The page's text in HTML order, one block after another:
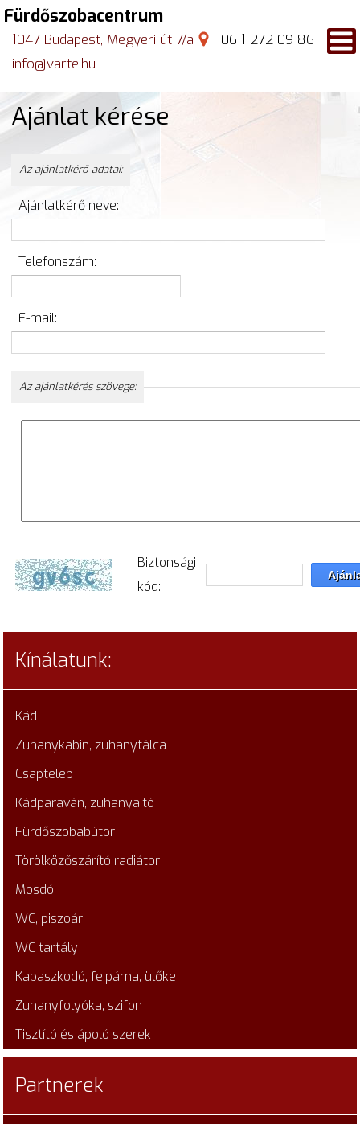
Fürdőszobacentrum
1047 Budapest, Megyeri út 7/a
06 1 272 09 86
info@varte.hu
Ajánlat kérése
Az ajánlatkérő adatai:
Ajánlatkérő neve:
Telefonszám:
E-mail:
Az ajánlatkérés szövege:
Biztonsági
kód:
Kínálatunk:
Kád
Zuhanykabin, zuhanytálca
Csaptelep
Kádparaván, zuhanyajtó
Fürdőszobabútor
Törölközőszárító radiátor
Mosdó
WC, piszoár
WC tartály
Kapaszkodó, fejpárna, ülőke
Zuhanyfolyóka, szifon
Tisztító és ápoló szerek
Partnerek